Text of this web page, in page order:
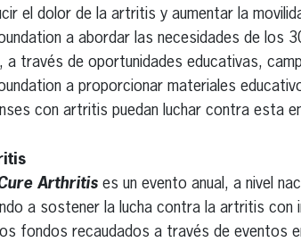
el dolor de la artritis y aumentar la
a abordar las necesidades de los
a través de oportunidades educativas,
a proporcionar materiales
con artritis puedan luchar contra esta
Arthritises un evento anual, a nivel
a sostener la lucha contra la artritis con
fondos recaudados a través de eventos